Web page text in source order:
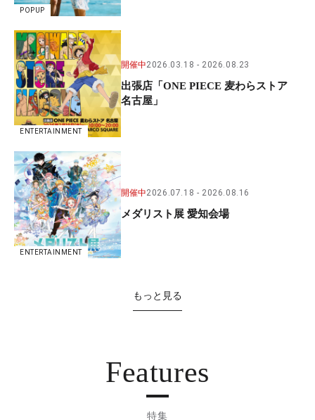
POPUP
ENTERTAINMENT
開催中2026.03.18 2026.08.23
出張店「ONE PIECE 麦わらストア
名古屋」
ENTERTAINMENT
開催中2026.07.18 2026.08.16
メダリスト展 愛知会場
もっと見る
Features
特集